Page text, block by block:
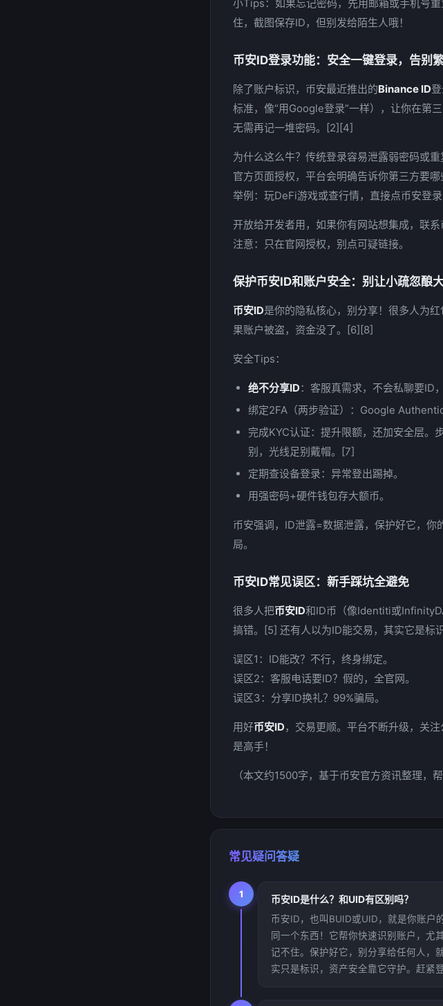
小Tips：如果忘记密码，先用邮箱或手机号
住，截图保存ID，但别发给陌生人哦！
币安ID登录功能：安全一键登录，告别
除了账户标识，币安最近推出的Binance ID
标准，像“用Google登录”一样），让你在第
无需再记一堆密码。[2][4]
为什么这么牛？传统登录容易泄露弱密码或
官方页面授权，平台会明确告诉你第三方要哪
举例：玩DeFi游戏或查行情，直接点币安登
开放给开发者用，如果你有网站想集成，联
注意：只在官网授权，别点可疑链接。
保护币安ID和账户安全：别让小疏忽酿
币安ID是你的隐私核心，别分享！很多人为
果账户被盗，资金没了。[6][8]
安全Tips：
绝不分享ID：客服真需求，不会私聊要ID
绑定2FA（两步验证）：Google
完成KYC认证：提升限额，还加安全层
别，光线足别戴帽。[7]
定期查设备登录：异常登出踢掉。
用强密码+硬件钱包存大额币。
币安强调，ID泄露=数据泄露，保护好它，你
局。
币安ID常见误区：新手踩坑全避免
很多人把币安ID和ID币（像Identiti或
搞错。[5] 还有人以为ID能交易，其实它是标
误区1：ID能改？不行，终身绑定。
误区2：客服电话要ID？假的，全官网。
误区3：分享ID换礼？99%骗局。
用好币安ID，交易更顺。平台不断升级，关
是高手！
（本文约1500字，基于币安官方资讯整理，
常见疑问答疑
1 币安ID是什么？和UID有区别吗？
币安ID，也叫BUID或UID，就是你账户
同一个东西！它帮你快速识别账户，尤
记不住。保护好它，别分享给任何人，
实只是标识，资产安全靠它守护。赶紧